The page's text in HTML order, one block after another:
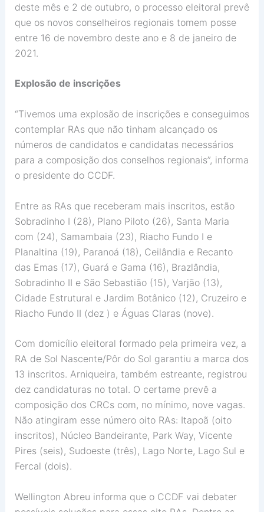
deste mês e 2 de outubro, o processo eleitoral prevê
que os novos conselheiros regionais tomem posse
entre 16 de novembro deste ano e 8 de janeiro de
2021.
Explosão de inscrições
“Tivemos uma explosão de inscrições e conseguimos
contemplar RAs que não tinham alcançado os
números de candidatos e candidatas necessários
para a composição dos conselhos regionais”, informa
o presidente do CCDF.
Entre as RAs que receberam mais inscritos, estão
Sobradinho I (28), Plano Piloto (26), Santa Maria
com (24), Samambaia (23), Riacho Fundo I e
Planaltina (19), Paranoá (18), Ceilândia e Recanto
das Emas (17), Guará e Gama (16), Brazlândia,
Sobradinho II e São Sebastião (15), Varjão (13),
Cidade Estrutural e Jardim Botânico (12), Cruzeiro e
Riacho Fundo II (dez ) e Águas Claras (nove).
Com domicílio eleitoral formado pela primeira vez, a
RA de Sol Nascente/Pôr do Sol garantiu a marca dos
13 inscritos. Arniqueira, também estreante, registrou
dez candidaturas no total. O certame prevê a
composição dos CRCs com, no mínimo, nove vagas.
Não atingiram esse número oito RAs: Itapoã (oito
inscritos), Núcleo Bandeirante, Park Way, Vicente
Pires (seis), Sudoeste (três), Lago Norte, Lago Sul e
Fercal (dois).
Wellington Abreu informa que o CCDF vai debater